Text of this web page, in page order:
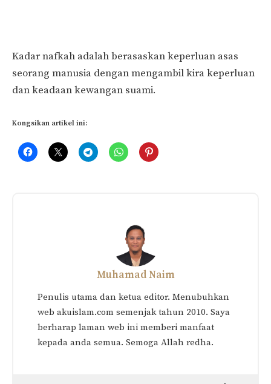
Kadar nafkah adalah berasaskan keperluan asas
seorang manusia dengan mengambil kira keperluan
dan keadaan kewangan suami.
Kongsikan artikel ini:
Muhamad Naim
Penulis utama dan ketua editor. Menubuhkan
web akuislam.com semenjak tahun 2010. Saya
berharap laman web ini memberi manfaat
kepada anda semua. Semoga Allah redha.